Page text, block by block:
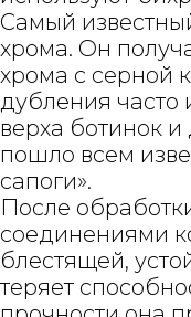
Самый
хрома. Он
хрома с серной
дубления часто
верха ботинок и
пошло всем
сапоги».
После
соединениями
блестящей,
теряет